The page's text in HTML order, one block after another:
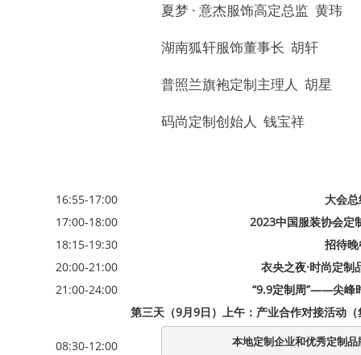
夏梦 · 意杰服饰高定总监 黄玮
湖南狐轩服饰董事长 胡轩
普照兰旗袍定制主理人 胡星
码尚定制创始人 钱宝祥
16:55-17:00
大会
17:00-18:00
2023中国服装协会定
18:15-19:30
招待晚
20:00-21:00
衣央之夜·时尚定制
21:00-24:00
“9.9定制周”——尖峰
第三天（9月9日）上午：产业合作对接活动
08:30-12:00 本地定制企业和优秀定制